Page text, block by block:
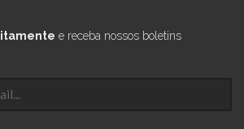
e receba nossos boletins